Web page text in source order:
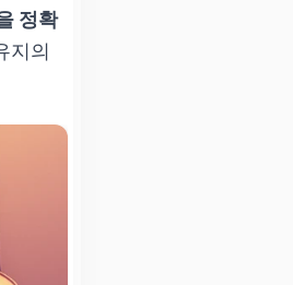
정확
지의